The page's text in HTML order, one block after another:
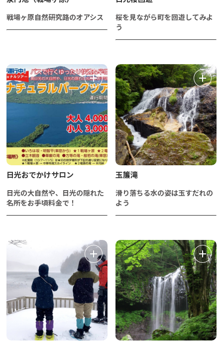
戦場ヶ原自然研究路のオアシス
桜を見ながら町を回遊してみよ
う
日光おでかけサロン
日光の大自然や、日光の隠れた
名所をお手頃料金で！
玉簾滝
滑り落ちる水の姿は玉すだれの
よう